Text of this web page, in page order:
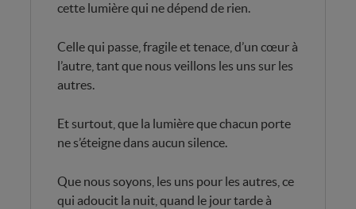
cette lumière qui ne dépend de rien.
Celle qui passe, fragile et tenace, d’un cœur à
l’autre, tant que nous veillons les uns sur les
autres.
Et surtout, que la lumière que chacun porte
ne s’éteigne dans aucun silence.
Que nous soyons, les uns pour les autres, ce
qui adoucit la nuit, quand le jour tarde à